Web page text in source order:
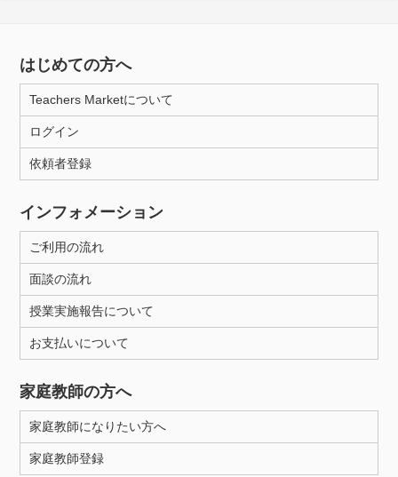
はじめての方へ
Teachers Marketについて
ログイン
依頼者登録
インフォメーション
ご利用の流れ
面談の流れ
授業実施報告について
お支払いについて
家庭教師の方へ
家庭教師になりたい方へ
家庭教師登録